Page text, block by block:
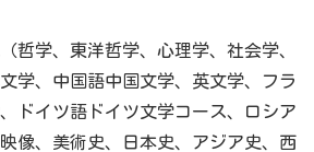
（哲学、東洋哲学、心理学、社会学、
学、中国語中国文学、英文学、フラ
ドイツ語ドイツ文学コース、ロシア
像、美術史、日本史、アジア史、西